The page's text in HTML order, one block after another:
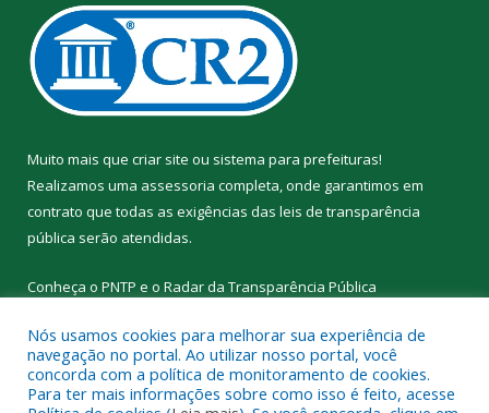
Muito mais que criar site ou sistema para prefeituras!
Realizamos uma assessoria completa, onde garantimos em
contrato que todas as exigências das leis de transparência
pública serão atendidas.
Conheça o PNTP e o Radar da Transparência Pública
Todos os direitos reservados a Prefeitura Municipal de Alto Rio
Nós usamos cookies para melhorar sua experiência de
navegação no portal. Ao utilizar nosso portal, você
concorda com a política de monitoramento de cookies.
Para ter mais informações sobre como isso é feito, acesse